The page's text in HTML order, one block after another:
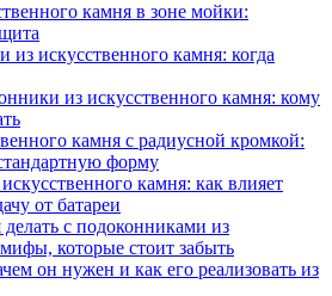
камня в зоне мойки:
искусственного камня: когда
из искусственного камня: кому
камня с радиусной кромкой:
форму
камня: как влияет
от батареи
с подоконниками из
которые стоит забыть
он нужен и как его реализовать из